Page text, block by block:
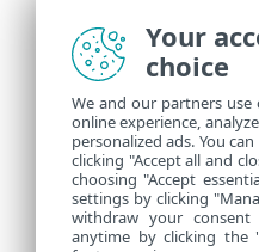
Your
choice
We and our partners
online experience,
personalized ads. You
clicking "Accept all and
choosing "Accept
settings by clicking
withdraw your
anytime by clicking the